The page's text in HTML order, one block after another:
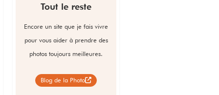
Tout le reste
Encore un site que je fais vivre
pour vous aider à prendre des
photos toujours meilleures.
Blog de la Photo